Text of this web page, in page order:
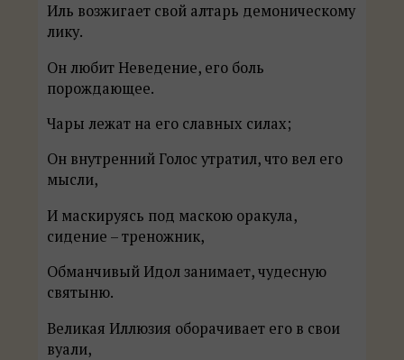
Иль возжигает свой алтарь демоническому
лику.
Он любит Неведение, его боль
порождающее.
Чары лежат на его славных силах;
Он внутренний Голос утратил, что вел его
мысли,
И маскируясь под маскою оракула,
сидение – треножник,
Обманчивый Идол занимает, чудесную
святыню.
Великая Иллюзия оборачивает его в свои
вуали,